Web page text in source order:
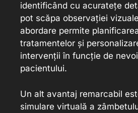
identificând cu acuratețe
pot scăpa observației
abordare permite
tratamentelor și
intervenții în funcție de
pacientului.
Un alt avantaj remarcabil
simulare virtuală a